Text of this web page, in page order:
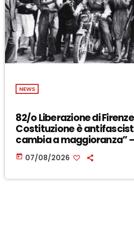
NEWS
82/o Liberazione di
Costituzione è
cambia a maggioranza”
today 07/08/2026